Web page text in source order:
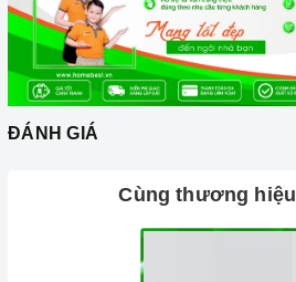
ĐÁNH GIÁ
Cùng thương hiệu